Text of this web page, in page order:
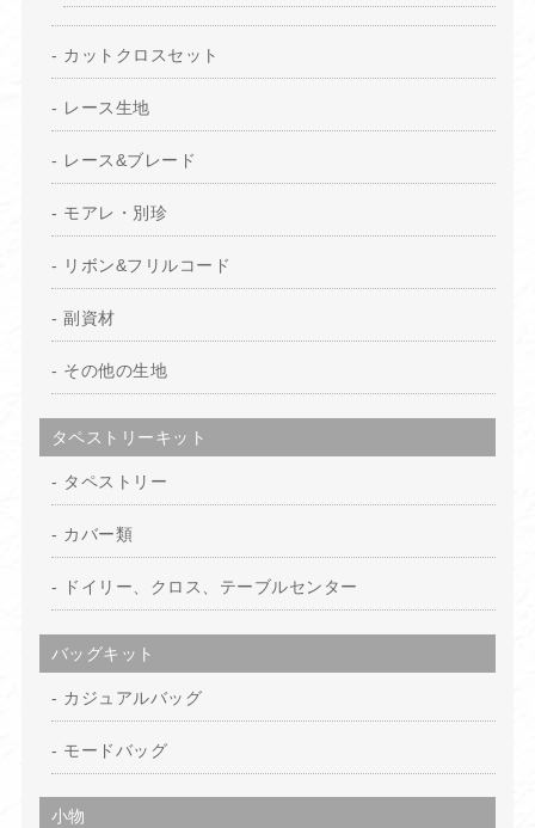
カットクロスセット
レース生地
レース&ブレード
モアレ・別珍
リボン&フリルコード
副資材
その他の生地
タペストリーキット
タペストリー
カバー類
ドイリー、クロス、テーブルセンター
バッグキット
カジュアルバッグ
モードバッグ
小物